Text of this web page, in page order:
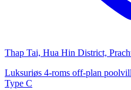
Thap Tai, Hua Hin District,
Luksuriøs 4-roms off-plan
Type C